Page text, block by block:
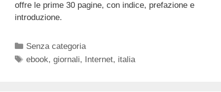
offre le prime 30 pagine, con indice, prefazione e
introduzione.
Categorie
Senza categoria
Tag
ebook,giornali, Internet, italia